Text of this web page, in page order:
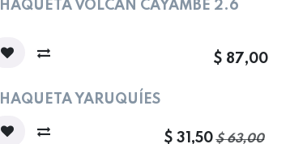
VOLCÁN CAYAMBE 2.6
$ 87,00
YARUQUÍES
$31,50 $63,00